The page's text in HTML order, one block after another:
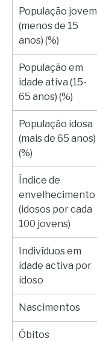
População jovem
(menos de 15
anos) (%)
População em
idade ativa (15-
65 anos) (%)
População idosa
(mais de 65 anos)
(%)
Índice de
envelhecimento
(idosos por cada
100 jovens)
Indivíduos em
idade activa por
idoso
Nascimentos
Óbitos